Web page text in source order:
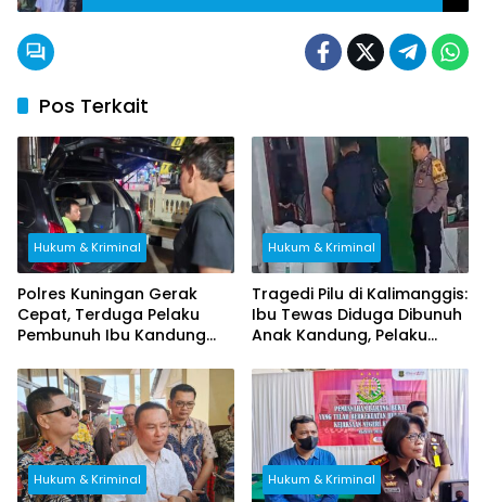
Pos Terkait
Hukum & Kriminal
Polres Kuningan Gerak
Cepat, Terduga Pelaku
Pembunuh Ibu Kandung
Hukum & Kriminal
Tragedi Pilu di Kalimanggis:
Ibu Tewas Diduga Dibunuh
Anak Kandung, Pelaku
Hukum & Kriminal Hukum & Kriminal